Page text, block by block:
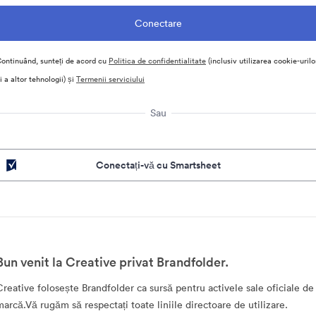
sunteți de acord cu Politica de confidentialitate(inclusiv utilizarea cookie-
a altor tehnologii) și Termenii serviciului
Sau
Conectați-vă cu Smartsheet
venit la Creative privat Brandfolder.
folosește Brandfolder ca sursă pentru activele sale oficiale de
rugăm să respectați toate liniile directoare de utilizare.